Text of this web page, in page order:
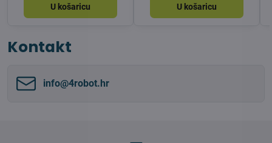
U košaricu U košaricu
Kontakt
info​@4robot​.hr